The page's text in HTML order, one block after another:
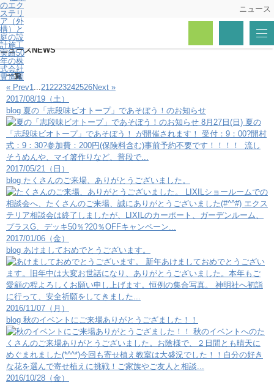
ニュース
トップページ
ニュース
ニュースNEWS
一覧
« Prev1...212223242526Next »
2017/08/19（土）
blog 夏の「志段味ビオトープ」であそぼう！のお知らせ
8月27日(日) 夏の
「志段味ビオトープ」であそぼう！ が開催されます！ 受付：9：00?開村
式：9：30?参加費：200円(保険料含む)事前予約不要です！！！！ 流し
そうめんや、マイ箸作りなど、普段で...
2017/05/21（日）
blog たくさんのご来場、ありがとうございました。
LIXILショールームでの
相談会へ、たくさんのご来場、誠にありがとうございました(#^^#) エクス
テリア相談会は終了しましたが、LIXILのカーポート、ガーデンルーム、
プラスG、デッキ50％?20％OFFキャンペーン...
2017/01/06（金）
blog あけましておめでとうございます。
新年あけましておめでとうござい
ます。旧年中は大変お世話になり、ありがとうございました。本年もご
愛顧の程よろしくお願い申し上げます。恒例の集合写真。 神明社へ初詣
に行って、安全祈願をしてきました...
2016/11/07（月）
blog 秋のイベントにご来場ありがとうござました！！
秋のイベントへのた
くさんのご来場ありがとうございました。お陰様で、２日間とも晴天に
めぐまれました(*^^*)今回も寄せ植え教室は大盛況でした！！自分の好き
な花を選んで寄せ植えに挑戦！ご家族やご友人と相談...
2016/10/28（金）